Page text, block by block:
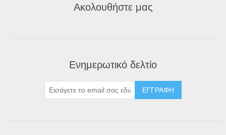
Ακολουθήστε μας
Ενημερωτικό δελτίο
ΕΓΓΡΑΦΉ